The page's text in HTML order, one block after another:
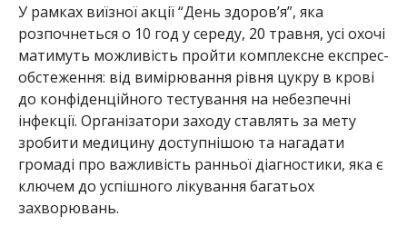
У рамках виїзної акції “День здоров’я”, яка
розпочнеться о 10 год у середу, 20 травня, усі охочі
матимуть можливість пройти комплексне експрес-
обстеження: від вимірювання рівня цукру в крові
до конфіденційного тестування на небезпечні
інфекції. Організатори заходу ставлять за мету
зробити медицину доступнішою та нагадати
громаді про важливість ранньої діагностики, яка є
ключем до успішного лікування багатьох
захворювань.